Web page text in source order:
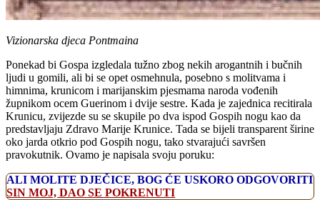
Vizionarska djeca Pontmaina
Ponekad bi Gospa izgledala tužno zbog nekih arogantnih i bučnih
ljudi u gomili, ali bi se opet osmehnula, posebno s molitvama i
himnima, krunicom i marijanskim pjesmama naroda vođenih
župnikom ocem Guerinom i dvije sestre. Kada je zajednica recitirala
Krunicu, zvijezde su se skupile po dva ispod Gospih nogu kao da
predstavljaju Zdravo Marije Krunice. Tada se bijeli transparent širine
oko jarda otkrio pod Gospih nogu, tako stvarajući savršen
pravokutnik. Ovamo je napisala svoju poruku:
ALI MOLITE DJEČICE, BOG ĆE USKORO ODGOVORITI
SIN MOJ, DAO SE POKRENUTI